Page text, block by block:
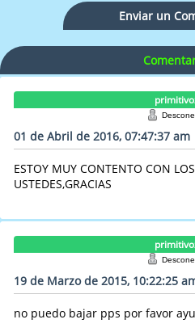
Enviar un
01 de Abril de 2016, 07:47:37 am
ESTOY MUY CONTENTO CON
USTEDES,GRACIAS
19 de Marzo de 2015, 10:22:25
no puedo bajar pps por favor